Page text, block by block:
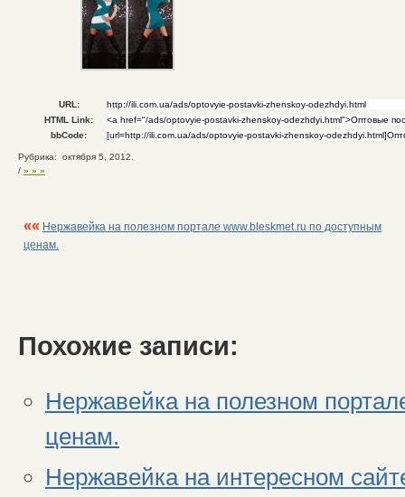
URL:
HTML Link:
bbCode:
Рубрика: октября 5, 2012.
/ » » »
«« Нержавейка на полезном портале www.bleskmet.ru по доступным
ценам.
Похожие записи:
Нержавейка на полезном
ценам.
Нержавейка на интересном